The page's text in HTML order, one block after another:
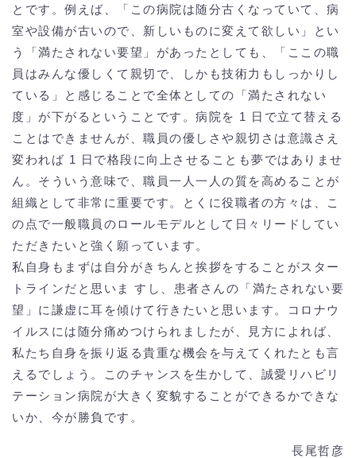
とです。例えば、「この病院は随分古くなっていて、病
室や設備が古いので、新しいものに変えて欲しい」とい
う「満たされない要望」があったとしても、「ここの職
員はみんな優しくて親切で、しかも技術力もしっかりし
ている」と感じることで全体としての「満たされない
度」が下がるということです。病院を 1 日で立て替える
ことはできませんが、職員の優しさや親切さは意識さえ
変われば 1 日で格段に向上させることも夢ではありませ
ん。そういう意味で、職員一人一人の質を高めることが
組織として非常に重要です。とくに役職者の方々は、こ
の点で一般職員のロールモデルとして日々リードしてい
ただきたいと強く願っています。
私自身もまずは自分がきちんと挨拶をすることがスター
トラインだと思いま すし、患者さんの「満たされない要
望」に謙虚に耳を傾けて行きたいと思います。コロナウ
イルスには随分痛めつけられましたが、見方によれば、
私たち自身を振り返る貴重な機会を与えてくれたとも言
えるでしょう。このチャンスを生かして、誠愛リハビリ
テーション病院が大きく変貌することができるかできな
いか、今が勝負です。
長尾哲彦